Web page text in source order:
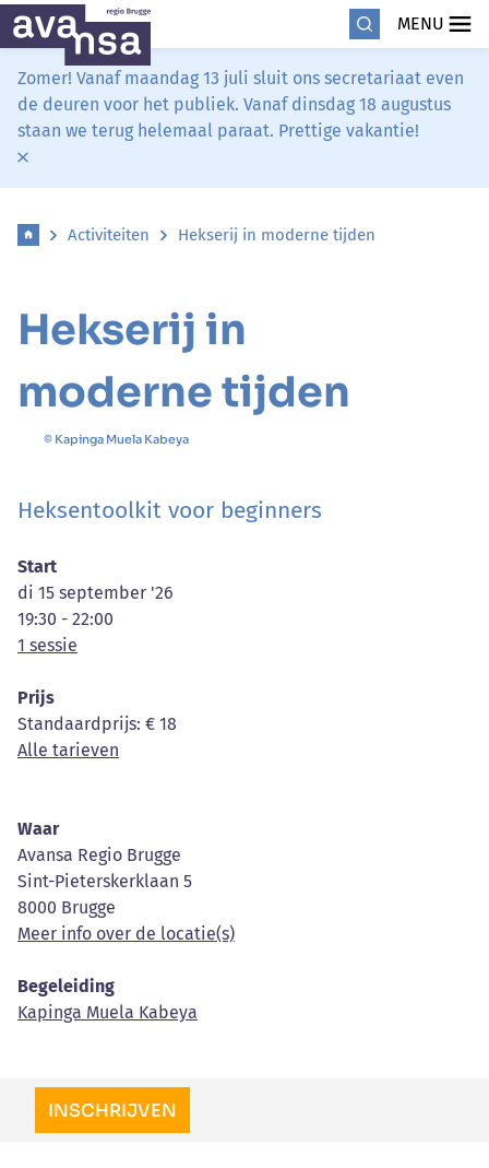
MENU
Zomer! Vanaf maandag 13 juli sluit ons secretariaat even
de deuren voor het publiek. Vanaf dinsdag 18 augustus
staan we terug helemaal paraat. Prettige vakantie!
Activiteiten Hekserij in moderne tijden
Hekserij in
moderne tijden
© Kapinga Muela Kabeya
Heksentoolkit voor beginners
Start
di 15 september '26
19:30 - 22:00
1 sessie
Prijs
Standaardprijs: € 18
Alle tarieven
Waar
Avansa Regio Brugge
Sint-Pieterskerklaan 5
8000 Brugge
Meer info over de locatie(s)
Begeleiding
Kapinga Muela Kabeya
INSCHRIJVEN